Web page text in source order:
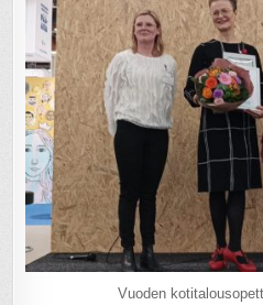
Vuoden